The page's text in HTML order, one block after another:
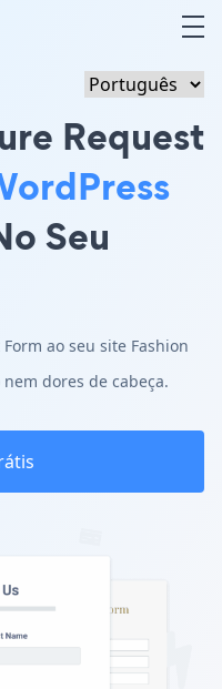
Request
Seu
ao seu site Fashion
dores de cabeça.